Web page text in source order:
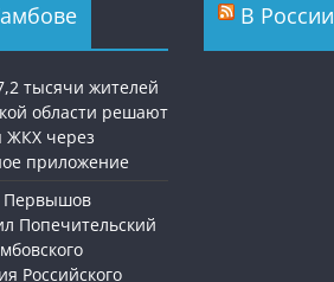
тысячи жителей
области решают
ЖКХ через
приложение
Первышов
Попечительский
Российского
В России